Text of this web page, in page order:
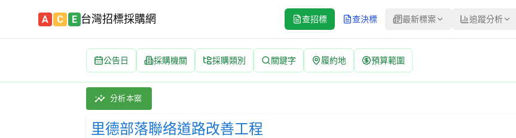
A C E 台灣招標採購網 查招標 查決標 最新標案 追蹤分析
公告日 採購機關 採購類別 關鍵字 履約地 預算範圍
里德部落聯络道路改善工程 招標公告 | 案號：11405B032 | 公開招標 公告
採購類別：工程類 其他土木工程 | 招標方式：公開招標 | 決標方式：最低標 | 資料來源：台灣政府
分析本案
里德部落聯络道路改善工程